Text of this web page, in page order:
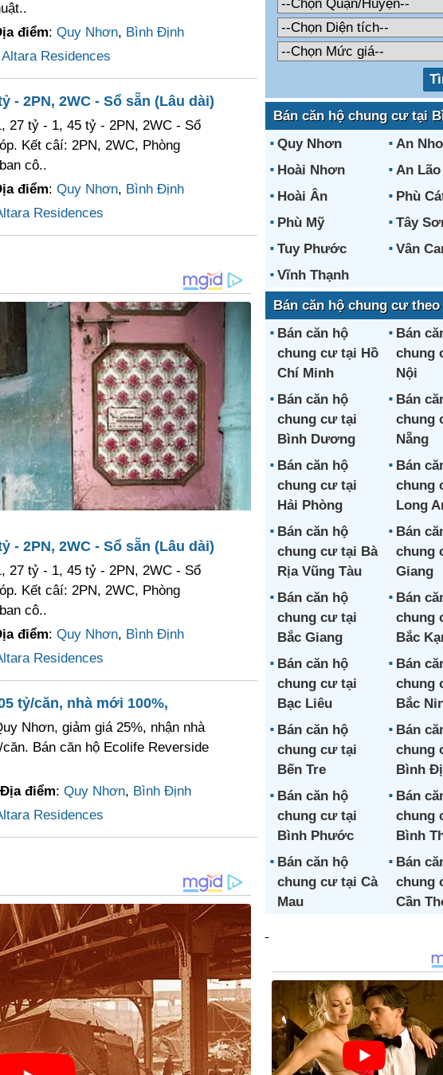
điểm: Quy Nhơn, Bình Định
Altara Residences
- 2PN, 2WC - Sổ sẵn (Lâu dài)
27 tỷ - 1, 45 tỷ - 2PN, 2WC - Sổ
Kết câí: 2PN, 2WC, Phòng
cô..
điểm: Quy Nhơn, Bình Định
Residences
- 2PN, 2WC - Sổ sẵn (Lâu dài)
27 tỷ - 1, 45 tỷ - 2PN, 2WC - Sổ
Kết câí: 2PN, 2WC, Phòng
cô..
điểm: Quy Nhơn, Bình Định
Residences
tỷ/căn, nhà mới 100%,
Nhơn, giảm giá 25%, nhận nhà
Bán căn hộ Ecolife Reverside
Địa điểm: Quy Nhơn, Bình Định
Residences
Bán căn hộ chung cư tại
Quy Nhơn
An
Hoài Nhơn
An Lão
Hoài Ân
Phù
Phù Mỹ
Tây
Tuy Phước
Vân
Vĩnh Thạnh
Bán căn hộ chung cư
Bán căn hộ
chung cư tại Hồ
Chí Minh
Bán
chung
Nội
Bán căn hộ
chung cư tại
Bình Dương
Bán
chung
Nẵng
Bán căn hộ
chung cư tại
Hải Phòng
Bán
chung
Long
Bán căn hộ
chung cư tại Bà
Rịa Vũng Tàu
Bán
chung
Giang
Bán căn hộ
chung cư tại
Bắc Giang
Bán
chung
Bắc
Bán căn hộ
chung cư tại
Bạc Liêu
Bán
chung
Bắc
Bán căn hộ
chung cư tại
Bến Tre
Bán
chung
Bình
Bán căn hộ
chung cư tại
Bình Phước
Bán
chung
Bình
Bán căn hộ
chung cư tại Cà
Mau
Bán
chung
Cần